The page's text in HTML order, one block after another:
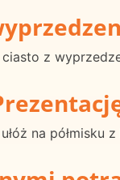
z
na półmisku